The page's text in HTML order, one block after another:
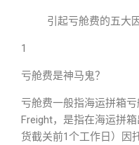
引起亏舱费的五大
1
亏舱费是神马鬼？
亏舱费一般指海运拼箱亏
Freight，是指在海运拼
货截关前1个工作日）因